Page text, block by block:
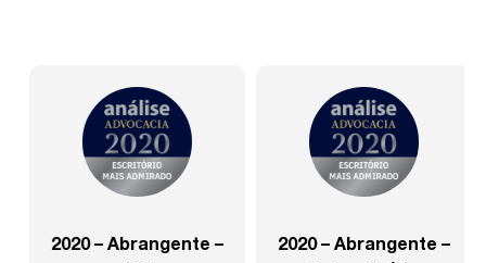
2020 – Abrangente –
2020 – Abrangente –